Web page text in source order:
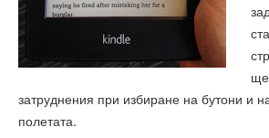
ще
затруднения при избиране на бутони и
полетата.